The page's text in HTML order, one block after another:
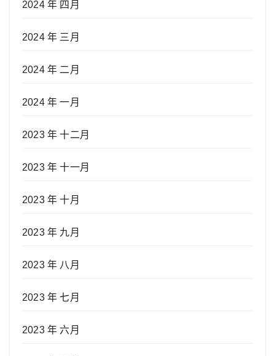
2024 年 四月
2024 年 三月
2024 年 二月
2024 年 一月
2023 年 十二月
2023 年 十一月
2023 年 十月
2023 年 九月
2023 年 八月
2023 年 七月
2023 年 六月